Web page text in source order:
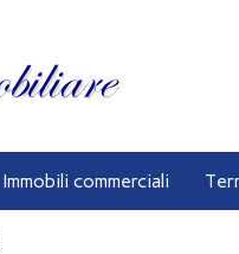
Immobili commerciali